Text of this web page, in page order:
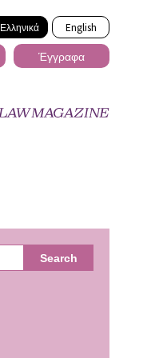
Ελληνικά English
Έγγραφα
Search